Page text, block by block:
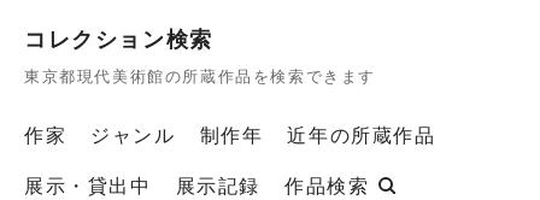
コレクション検索
東京都現代美術館の所蔵作品を検索できます
作家 ジャンル 制作年
近年の所蔵作品
展示・貸出中
展示記録 作品検索